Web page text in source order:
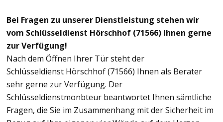
Bei Fragen zu unserer Dienstleistung stehen wir
vom Schlüsseldienst Hörschhof (71566) Ihnen gerne
zur Verfügung!
Nach dem Öffnen Ihrer Tür steht der
Schlüsseldienst Hörschhof (71566) Ihnen als Berater
sehr gerne zur Verfügung. Der
Schlüsseldienstmonbteur beantwortet Ihnen sämtliche
Fragen, die Sie im Zusammenhang mit der Sicherheit im